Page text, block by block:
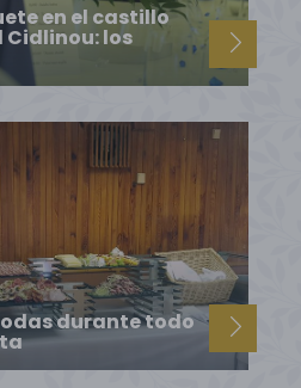
en el castillo
Cidlinou: los
durante todo